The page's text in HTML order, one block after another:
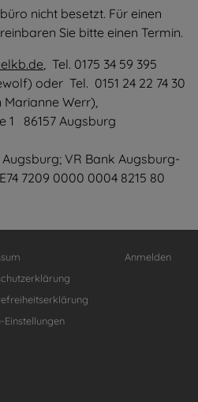
nicht besetzt. Für einen
Sie bitte einen Termin.
, Tel. 0175 34 59 395
oder Tel. 0151 24 22 74 30
Werr),
1 86157 Augsburg
VR Bank Augsburg-
7209 0000 0004 8215 80
Einstellungen
Benutzermenü
Anmelden